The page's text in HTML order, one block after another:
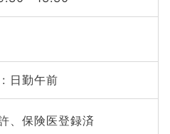
日勤午前
、保険医登録済